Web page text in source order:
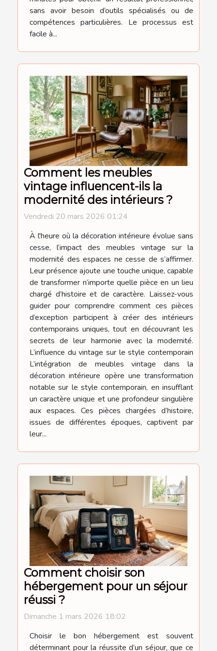
sans avoir besoin d’outils spécialisés ou de
compétences particulières. Le processus est
facile à...
Comment les meubles
vintage influencent-ils la
modernité des intérieurs ?
Vendredi 20 mars 2026 01:24
À l'heure où la décoration intérieure évolue sans
cesse, l’impact des meubles vintage sur la
modernité des espaces ne cesse de s’affirmer.
Leur présence ajoute une touche unique, capable
de transformer n’importe quelle pièce en un lieu
chargé d’histoire et de caractère. Laissez-vous
guider pour comprendre comment ces pièces
d’exception participent à créer des intérieurs
contemporains uniques, tout en découvrant les
secrets de leur harmonie avec la modernité.
L’influence du vintage sur le style contemporain
L’intégration de meubles vintage dans la
décoration intérieure opère une transformation
notable sur le style contemporain, en insufflant
un caractère unique et une profondeur singulière
aux espaces. Ces pièces chargées d’histoire,
issues de différentes époques, captivent par
leur...
Comment choisir son
hébergement pour un séjour
réussi ?
Dimanche 1 mars 2026 18:02
Choisir le bon hébergement est souvent
déterminant pour la réussite d’un séjour, que ce